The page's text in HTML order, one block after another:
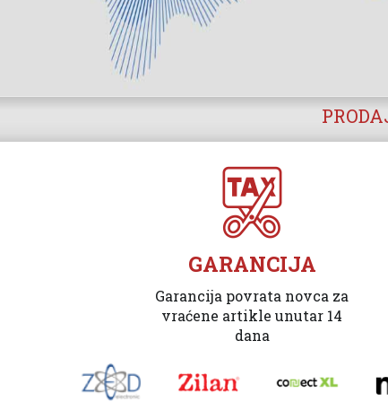
GARANCIJA
Garancija povrata novca za
vraćene artikle unutar 14
dana